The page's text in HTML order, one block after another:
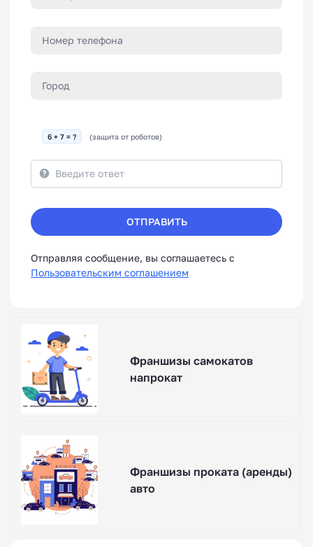
6 + 7 = ? (защита от роботов)
ОТПРАВИТЬ
Отправляя сообщение, вы соглашаетесь с
Пользовательским соглашением
Франшизы самокатов
напрокат
Франшизы проката (аренды)
авто